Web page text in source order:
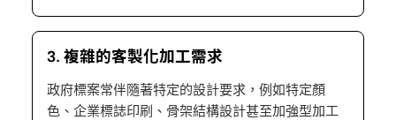
3. 複雜的客製化加工需求
政府標案常伴隨著特定的設計要求，例如特定顏
色、企業標誌印刷、骨架結構設計甚至加強型加工